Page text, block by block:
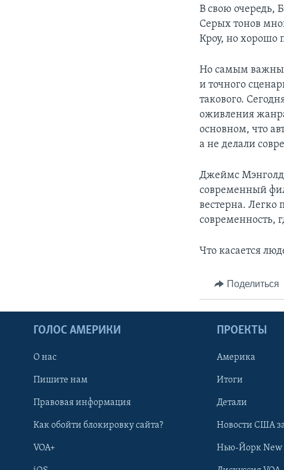
В свою очередь,
Серых тонов
Кроу, но хорошо
Но самым
и точного
такового.
оживления
основном, что
а не делали
Джеймс Мэнголд
современный
вестерна. Легко
современность,
Что касается
Поделиться
ГОЛОС АМЕРИКИ
О нас
Пишите нам
Правовая информация
Как обойти блокировку сайта?
VOA+
ПРОЕКТЫ
Америка
Итоги
Детали
Новости США
Нью-Йорк New